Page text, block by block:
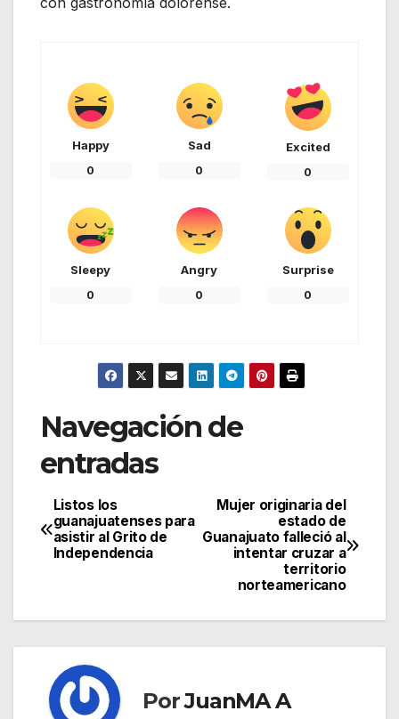
Happy
0
Sad
0
Excited
0
Sleepy
0
Angry
0
Surprise
0
Navegación de
entradas
Mujer originaria del
estado de
Guanajuato falleció al
intentar cruzar a
territorio
norteamericano
Listos los
guanajuatenses para
asistir al Grito de
Independencia
PorJuanMA A